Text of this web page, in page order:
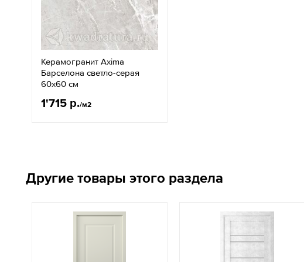
Керамогранит Axima
Барселона светло-серая
60х60 см
1'715 р./м2
Другие товары этого раздела